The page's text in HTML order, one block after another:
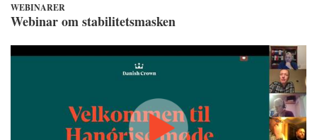
WEBINARER
Webinar om stabilitetsmasken